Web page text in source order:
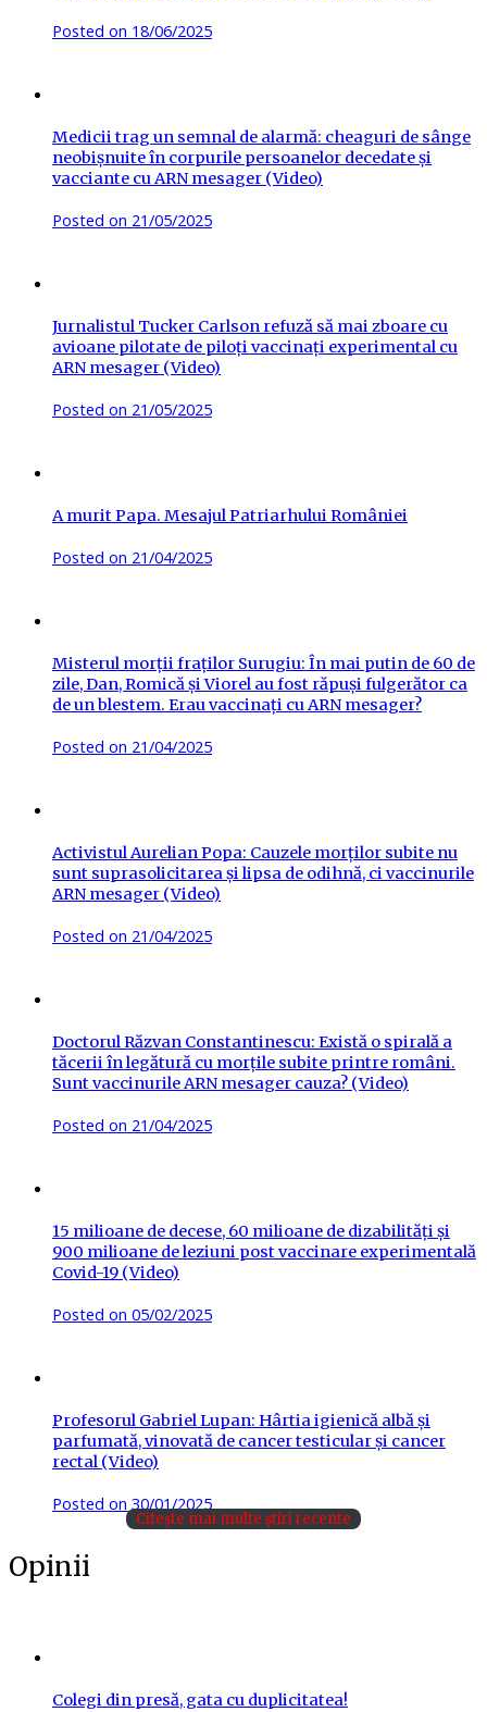
Posted on 18/06/2025
Medicii trag un semnal de alarmă: cheaguri de sânge
neobișnuite în corpurile persoanelor decedate și
vacciante cu ARN mesager (Video)
Posted on 21/05/2025
Jurnalistul Tucker Carlson refuză să mai zboare cu
avioane pilotate de piloți vaccinați experimental cu
ARN mesager (Video)
Posted on 21/05/2025
A murit Papa. Mesajul Patriarhului României
Posted on 21/04/2025
Misterul morții fraților Surugiu: În mai putin de 60 de
zile, Dan, Romică și Viorel au fost răpuși fulgerător ca
de un blestem. Erau vaccinați cu ARN mesager?
Posted on 21/04/2025
Activistul Aurelian Popa: Cauzele morților subite nu
sunt suprasolicitarea și lipsa de odihnă, ci vaccinurile
ARN mesager (Video)
Posted on 21/04/2025
Doctorul Răzvan Constantinescu: Există o spirală a
tăcerii în legătură cu morțile subite printre români.
Sunt vaccinurile ARN mesager cauza? (Video)
Posted on 21/04/2025
15 milioane de decese, 60 milioane de dizabilități și
900 milioane de leziuni post vaccinare experimentală
Covid-19 (Video)
Posted on 05/02/2025
Profesorul Gabriel Lupan: Hârtia igienică albă și
parfumată, vinovată de cancer testicular și cancer
rectal (Video)
Posted on30/01/2025
Citește mai multe știri recente
Opinii
Colegi din presă, gata cu duplicitatea!